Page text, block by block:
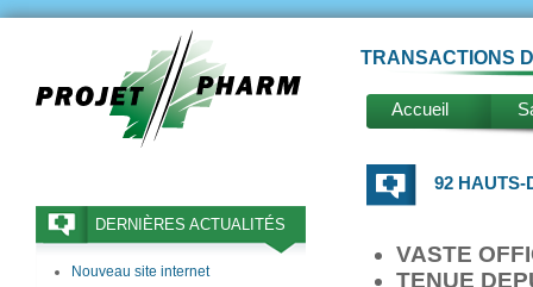
TRANSACTIONS
Accueil
DERNIÈRES ACTUALITÉS
Nouveau site internet
92 HAUTS-
VASTE
TENUE